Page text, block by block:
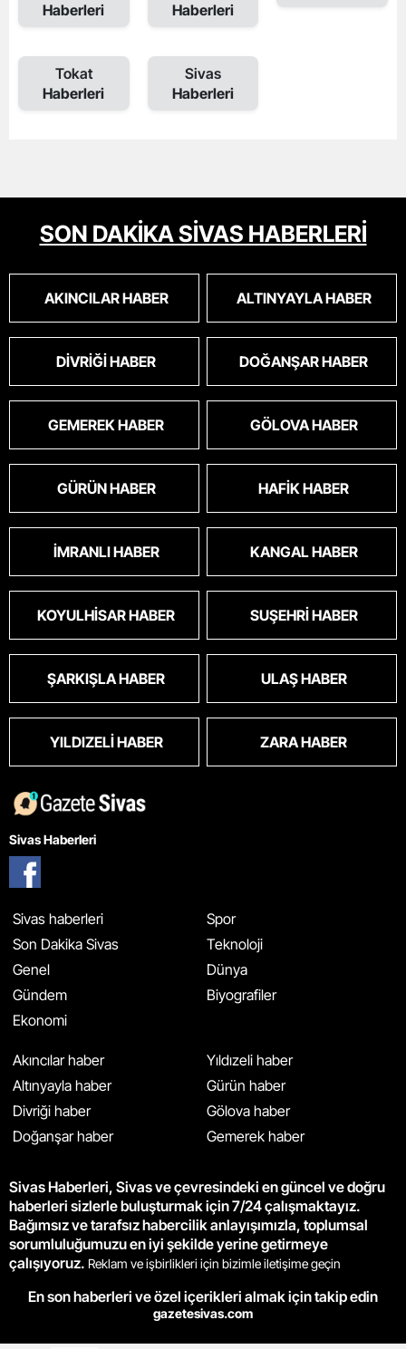
Haberleri
Haberleri
Tokat
Haberleri
Sivas
Haberleri
SON DAKİKA SİVAS HABERLERİ
AKINCILAR HABER ALTINYAYLA HABER
DIVRIĞI HABER DOĞANŞAR HABER
GEMEREK HABER GÖLOVA HABER
GÜRÜN HABER HAFIK HABER
İMRANLI HABER KANGAL HABER
KOYULHISAR HABER SUŞEHRI HABER
ŞARKIŞLA HABER ULAŞ HABER
YILDIZELI HABER ZARA HABER
Sivas Haberleri
Sivas haberleri
Son Dakika Sivas
Genel
Gündem
Ekonomi
Spor
Teknoloji
Dünya
Biyografiler
Akıncılar haber
Altınyayla haber
Divriği haber
Doğanşar haber
Yıldızeli haber
Gürün haber
Gölova haber
Gemerek haber
Sivas Haberleri, Sivas ve çevresindeki en güncel ve doğru
haberleri sizlerle buluşturmak için 7/24 çalışmaktayız.
Bağımsız ve tarafsız habercilik anlayışımızla, toplumsal
sorumluluğumuzu en iyi şekilde yerine getirmeye
çalışıyoruz. Reklam ve işbirlikleri için bizimle iletişime geçin
En son haberleri ve özel içerikleri almak için takip edin
gazetesivas.com